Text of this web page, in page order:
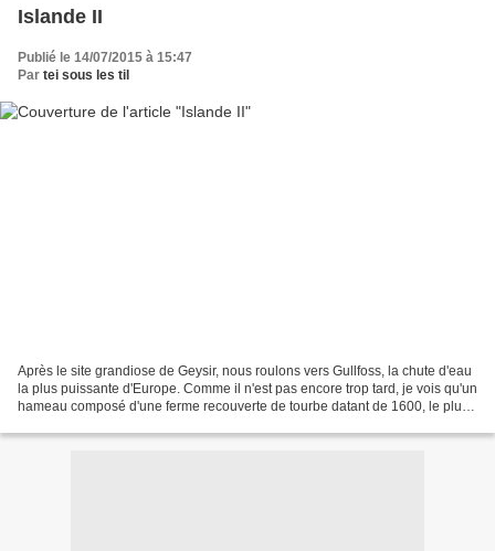
Islande II
Publié le 14/07/2015 à 15:47
Par tei sous les til
Après le site grandiose de Geysir, nous roulons vers Gullfoss, la chute d'eau
la plus puissante d'Europe. Comme il n'est pas encore trop tard, je vois qu'un
hameau composé d'une ferme recouverte de tourbe datant de 1600, le plus